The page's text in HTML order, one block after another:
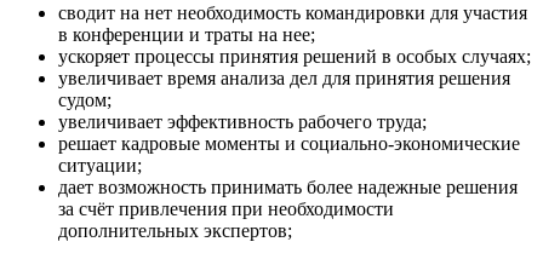
сводит на нет необходимость командировки для участия
в конференции и траты на нее;
ускоряет процессы принятия решений в особых случаях;
увеличивает время анализа дел для принятия решения
судом;
увеличивает эффективность рабочего труда;
решает кадровые моменты и социально-экономические
ситуации;
дает возможность принимать более надежные решения
за счёт привлечения при необходимости
дополнительных экспертов;